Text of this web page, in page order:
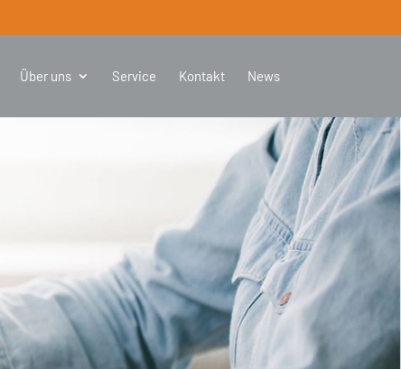
Über uns Service Kontakt News